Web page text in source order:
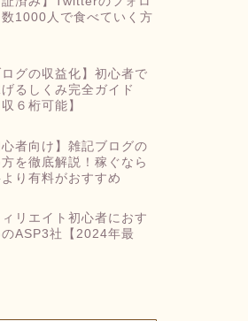
数1000人で食べていく方
ログの収益化】初心者で
げるしくみ完全ガイド
収６桁可能】
心者向け】雑記ブログの
を徹底解説！稼ぐなら
り有料がおすすめ
リエイト初心者におす
ASP3社【2024年最